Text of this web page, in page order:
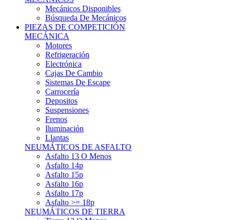
Mecánicos Disponibles
Búsqueda De Mecánicos
PIEZAS DE COMPETICIÓN
MECÁNICA
Motores
Refrigeración
Electrónica
Cajas De Cambio
Sistemas De Escape
Carrocería
Depositos
Suspensiones
Frenos
Iluminación
Llantas
NEUMÁTICOS DE ASFALTO
Asfalto 13 O Menos
Asfalto 14p
Asfalto 15p
Asfalto 16p
Asfalto 17p
Asfalto >= 18p
NEUMÁTICOS DE TIERRA